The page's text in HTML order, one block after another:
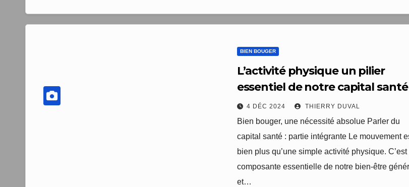
BIEN BOUGER
L’activité physique un pilier
essentiel de notre capital santé
4 DÉC 2024 THIERRY DUVAL
Bien bouger, une nécessité absolue Parler du
capital santé : partie intégrante Le mouvement
bien plus qu’une simple activité physique. C’est
composante essentielle de notre bien-être
et…